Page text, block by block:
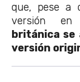
que, pese a
versión en
británica se
versión